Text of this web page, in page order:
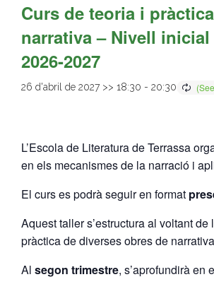
- Muntatges presentats
Jazz Terrassa
Música clàssica i coral
- Cor Montserrat
Curs de teoria i
narrativa – Nivell inicial
2026-2027
26 d'abril de 2027 >> 18:30 - 20:30
L’Escola de Literatura de Terrassa
en els mecanismes de la narració i
El curs es podrà seguir en format
Aquest taller s’estructura al voltant
pràctica de diverses obres de
Al segon trimestre, s’aprofundirà